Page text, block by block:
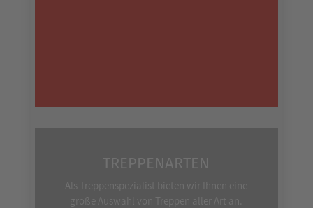
TREPPENARTEN
Als Treppenspezialist bieten wir Ihnen eine
große Auswahl von Treppen aller Art an.